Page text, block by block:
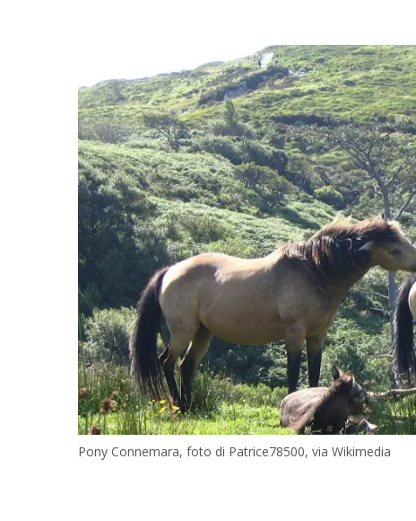
Pony Connemara, foto di Patrice78500, via Wikimedia